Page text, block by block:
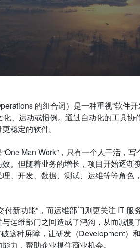
的组合词）是一种重视“软件
化、运动或惯例。通过自动化的工具
稳定的软件。
Man Work”，只有一个人干活，
。但随着业务的增长，项目开始逐渐
、开发、数据、测试、运维等等角色
付新功能”，而运维部门则更关注 IT 服
运维部门之间造成了鸿沟，从而减慢
这种屏障，让研发（Development）
力，帮助企业抓住商业机会。